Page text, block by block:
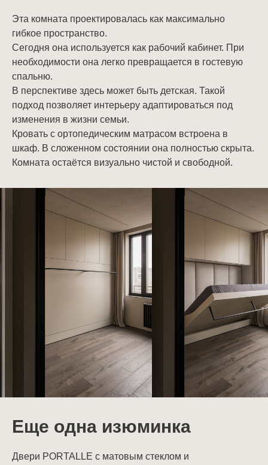
Эта комната проектировалась как максимально
гибкое пространство.
Сегодня она используется как рабочий кабинет. При
необходимости она легко превращается в гостевую
спальню.
В перспективе здесь может быть детская. Такой
подход позволяет интерьеру адаптироваться под
изменения в жизни семьи.
Кровать с ортопедическим матрасом встроена в
шкаф. В сложенном состоянии она полностью скрыта.
Комната остаётся визуально чистой и свободной.
Еще одна изюминка
Двери PORTALLE с матовым стеклом и